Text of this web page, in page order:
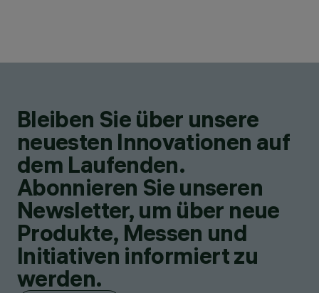
Bleiben Sie über unsere
neuesten Innovationen auf
dem Laufenden.
Abonnieren Sie unseren
Newsletter, um über neue
Produkte, Messen und
Initiativen informiert zu
werden.